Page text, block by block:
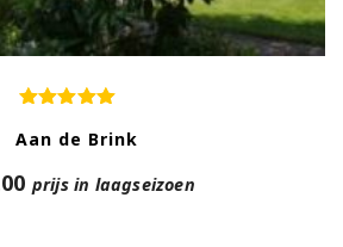
Aan de Brink
prijs in laagseizoen